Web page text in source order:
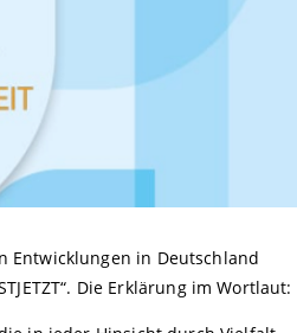
Entwicklungen in Deutschland
Die Erklärung im Wortlaut: